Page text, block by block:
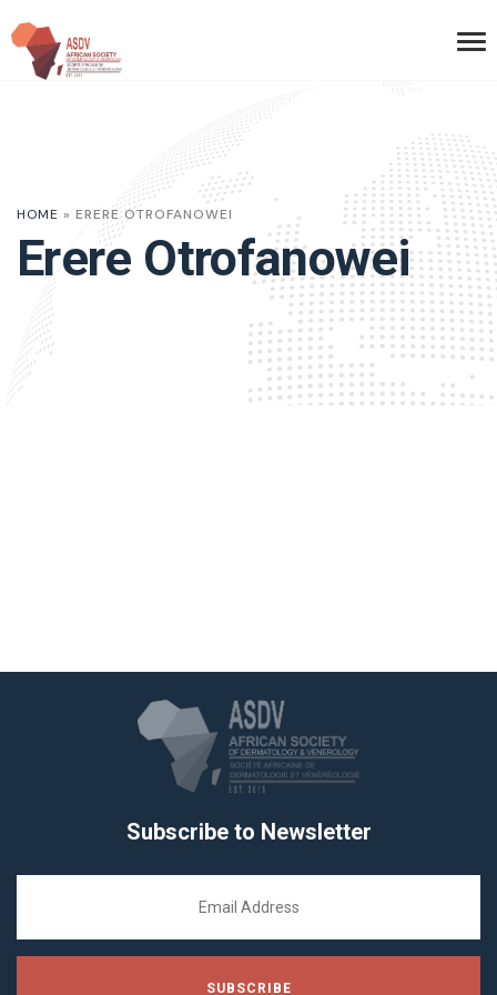
HOME » ERERE OTROFANOWEI
Erere Otrofanowei
Subscribe to Newsletter